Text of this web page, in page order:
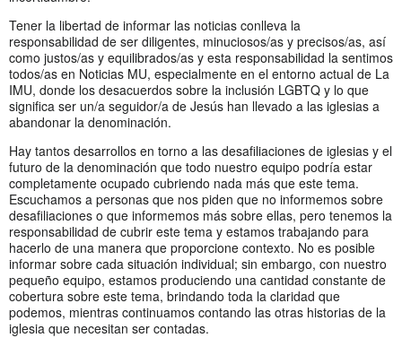
Tener la libertad de informar las noticias conlleva la
responsabilidad de ser diligentes, minuciosos/as y precisos/as, así
como justos/as y equilibrados/as y esta responsabilidad la sentimos
todos/as en Noticias MU, especialmente en el entorno actual de La
IMU, donde los desacuerdos sobre la inclusión LGBTQ y lo que
significa ser un/a seguidor/a de Jesús han llevado a las iglesias a
abandonar la denominación.
Hay tantos desarrollos en torno a las desafiliaciones de iglesias y el
futuro de la denominación que todo nuestro equipo podría estar
completamente ocupado cubriendo nada más que este tema.
Escuchamos a personas que nos piden que no informemos sobre
desafiliaciones o que informemos más sobre ellas, pero tenemos la
responsabilidad de cubrir este tema y estamos trabajando para
hacerlo de una manera que proporcione contexto. No es posible
informar sobre cada situación individual; sin embargo, con nuestro
pequeño equipo, estamos produciendo una cantidad constante de
cobertura sobre este tema, brindando toda la claridad que
podemos, mientras continuamos contando las otras historias de la
iglesia que necesitan ser contadas.